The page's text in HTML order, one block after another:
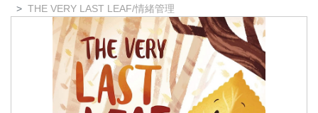
THE VERY LAST LEAF/情緒管理